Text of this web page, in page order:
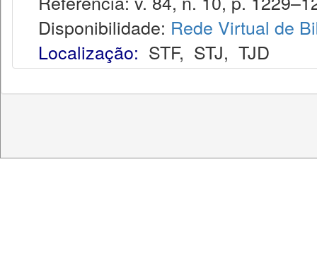
Disponibilidade: Rede Virtual de
Localização: STF, STJ, TJD